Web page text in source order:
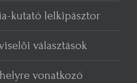
kutató lelkipásztor
választások
vonatkozó